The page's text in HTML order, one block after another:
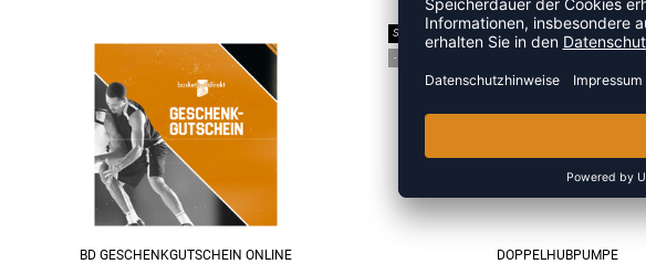
BD GESCHENKGUTSCHEIN ONLINE
SALE
-10%
DOPPELHUBPUMPE